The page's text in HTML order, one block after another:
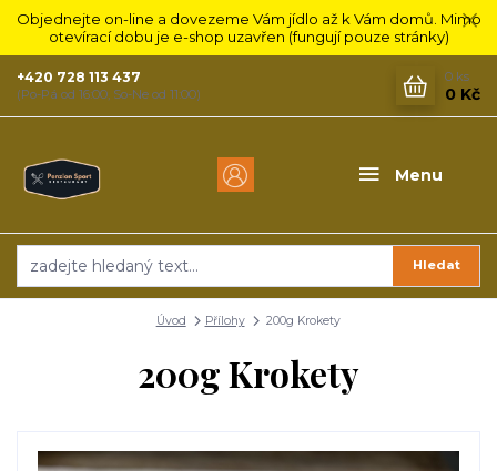
Objednejte on-line a dovezeme Vám jídlo až k Vám domů. Mimo
otevírací dobu je e-shop uzavřen (fungují pouze stránky)
Menu
Hledat
+420 728 113 437
(Po-Pá od 16:00, So-Ne od 11:00)
0 ks
0 Kč
Úvod Přílohy 200g Krokety
200g Krokety